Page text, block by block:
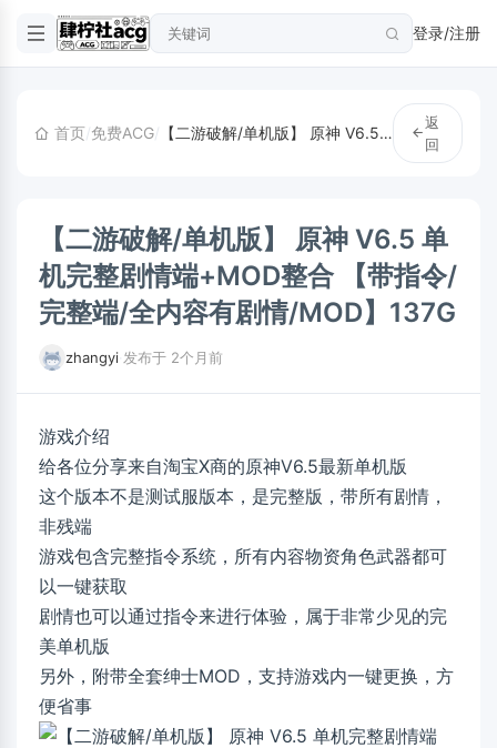
登录/注册
首页/免费ACG/ 【二游破解/单机版】 原神 V6.5 单机完整剧情端+MOD整合 【带指令/完整端/全内容有剧情/MOD】137G
返
回
【二游破解/单机版】 原神 V6.5 单
机完整剧情端+MOD整合 【带指令/
完整端/全内容有剧情/MOD】137G
zhangyi 发布于 2个月前
游戏介绍
给各位分享来自淘宝X商的原神V6.5最新单机版
这个版本不是测试服版本，是完整版，带所有剧情，
非残端
游戏包含完整指令系统，所有内容物资角色武器都可
以一键获取
剧情也可以通过指令来进行体验，属于非常少见的完
美单机版
另外，附带全套绅士MOD，支持游戏内一键更换，方
便省事